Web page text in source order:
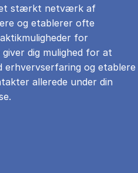
stærkt netværk af
og etablerer ofte
for
dig mulighed for at
erhvervserfaring og etablere
allerede under din